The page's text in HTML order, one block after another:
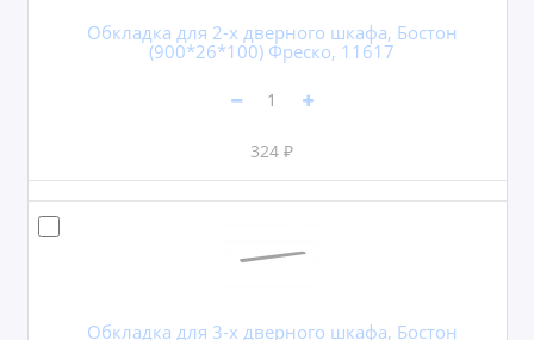
Обкладка для 2-х дверного шкафа, Бостон
(900*26*100) Фреско, 11617
324 ₽
Обкладка для 3-х дверного шкафа, Бостон